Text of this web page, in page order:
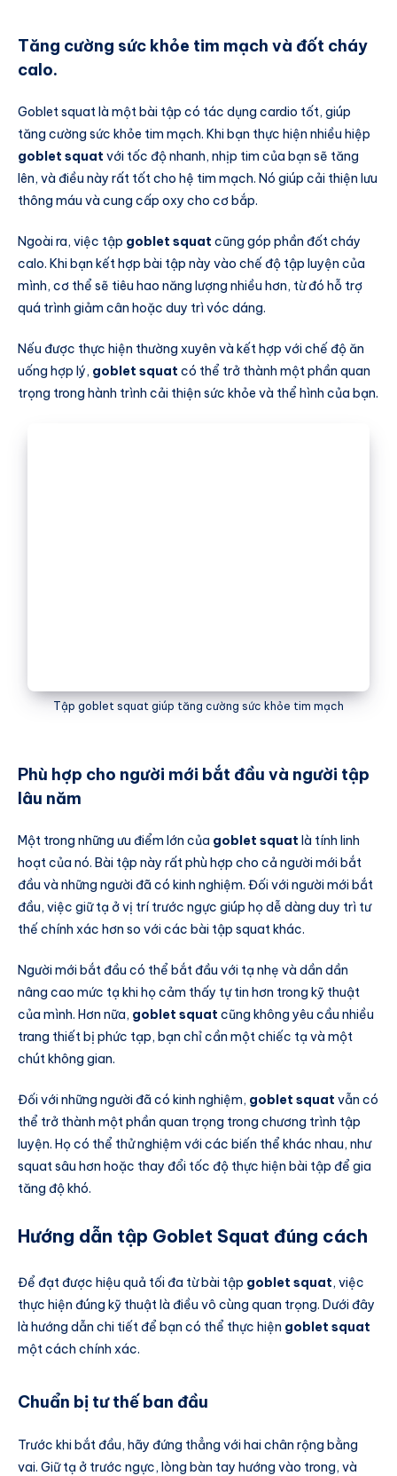
Tăng cường sức khỏe tim mạch và đốt cháy
calo.
Goblet squat là một bài tập có tác dụng cardio tốt, giúp
tăng cường sức khỏe tim mạch. Khi bạn thực hiện nhiều hiệp
goblet squat với tốc độ nhanh, nhịp tim của bạn sẽ tăng
lên, và điều này rất tốt cho hệ tim mạch. Nó giúp cải thiện lưu
thông máu và cung cấp oxy cho cơ bắp.
Ngoài ra, việc tập goblet squat cũng góp phần đốt cháy
calo. Khi bạn kết hợp bài tập này vào chế độ tập luyện của
mình, cơ thể sẽ tiêu hao năng lượng nhiều hơn, từ đó hỗ trợ
quá trình giảm cân hoặc duy trì vóc dáng.
Nếu được thực hiện thường xuyên và kết hợp với chế độ ăn
uống hợp lý, goblet squat có thể trở thành một phần quan
trọng trong hành trình cải thiện sức khỏe và thể hình của bạn.
Tập goblet squat giúp tăng cường sức khỏe tim mạch
Phù hợp cho người mới bắt đầu và người tập
lâu năm
Một trong những ưu điểm lớn của goblet squat là tính linh
hoạt của nó. Bài tập này rất phù hợp cho cả người mới bắt
đầu và những người đã có kinh nghiệm. Đối với người mới bắt
đầu, việc giữ tạ ở vị trí trước ngực giúp họ dễ dàng duy trì tư
thế chính xác hơn so với các bài tập squat khác.
Người mới bắt đầu có thể bắt đầu với tạ nhẹ và dần dần
nâng cao mức tạ khi họ cảm thấy tự tin hơn trong kỹ thuật
của mình. Hơn nữa, goblet squat cũng không yêu cầu nhiều
trang thiết bị phức tạp, bạn chỉ cần một chiếc tạ và một
chút không gian.
Đối với những người đã có kinh nghiệm, goblet squat vẫn có
thể trở thành một phần quan trọng trong chương trình tập
luyện. Họ có thể thử nghiệm với các biến thể khác nhau, như
squat sâu hơn hoặc thay đổi tốc độ thực hiện bài tập để gia
tăng độ khó.
Hướng dẫn tập Goblet Squat đúng cách
Để đạt được hiệu quả tối đa từ bài tập goblet squat, việc
thực hiện đúng kỹ thuật là điều vô cùng quan trọng. Dưới đây
là hướng dẫn chi tiết để bạn có thể thực hiện goblet squat
một cách chính xác.
Chuẩn bị tư thế ban đầu
Trước khi bắt đầu, hãy đứng thẳng với hai chân rộng bằng
vai. Giữ tạ ở trước ngực, lòng bàn tay hướng vào trong, và